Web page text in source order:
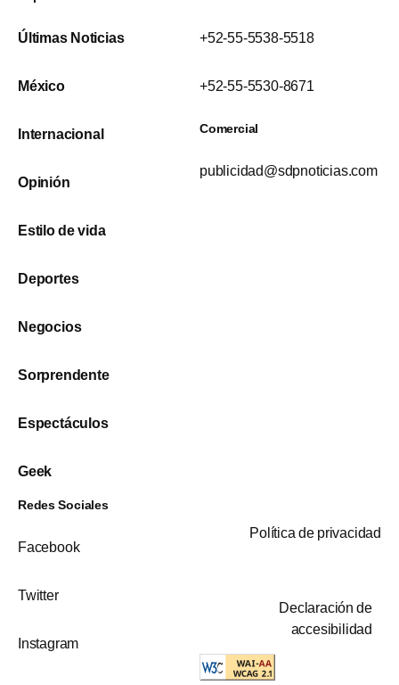
Últimas Noticias
México
Internacional
Opinión
Estilo de vida
Deportes
Negocios
Sorprendente
Espectáculos
Geek
+52-55-5538-5518
+52-55-5530-8671
Comercial
publicidad@sdpnoticias.com
Redes Sociales
Facebook
Twitter
Instagram
Política de privacidad
Declaración de
accesibilidad